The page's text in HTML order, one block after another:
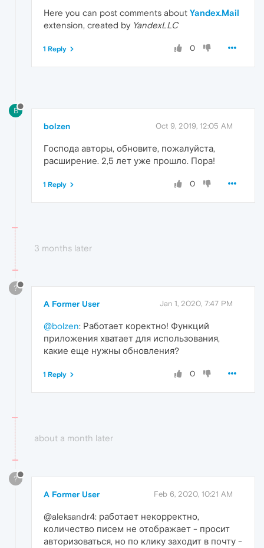
Here you can post comments about Yandex.Mail
extension, created by YandexLLC
0
1 Reply
B
bolzen Oct 9, 2019, 12:05 AM
Господа авторы, обновите, пожалуйста,
расширение. 2,5 лет уже прошло. Пора!
0
1 Reply
3 months later
?
A Former User Jan 1, 2020, 7:47 PM
@bolzen: Работает коректно! Функций
приложения хватает для использования,
какие еще нужны обновления?
0
1 Reply
about a month later
?
A Former User Feb 6, 2020, 10:21 AM
@aleksandr4: работает некорректно,
количество писем не отображает - просит
авторизоваться, но по клику заходит в почту -